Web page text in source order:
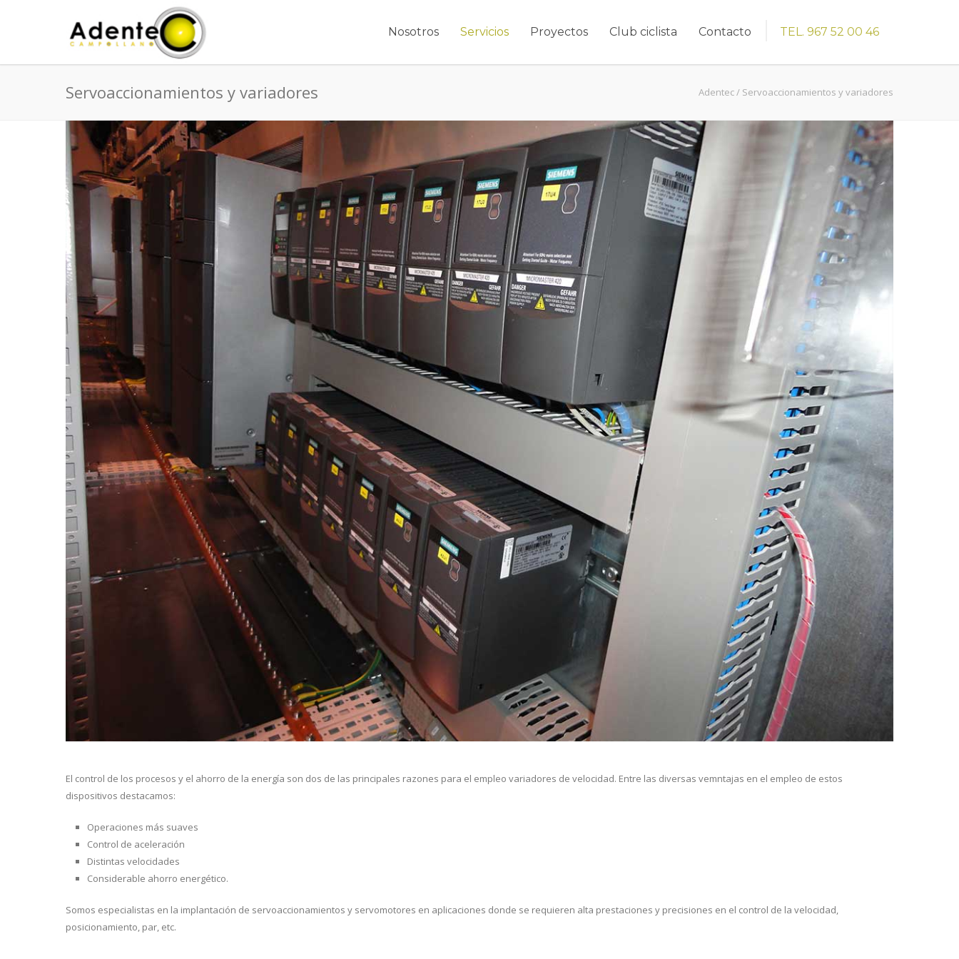
TEL. 967 52 00 46
Nosotros Servicios Proyectos Club ciclista Contacto
Servoaccionamientos y variadores Adentec/ Servoaccionamientos y variadores
El control de los procesos y el ahorro de la energía son dos de las principales razones para el empleo variadores de velocidad. Entre las diversas vemntajas en el empleo de estos
dispositivos destacamos:
Operaciones más suaves
Control de aceleración
Distintas velocidades
Considerable ahorro energético.
Somos especialistas en la implantación de servoaccionamientos y servomotores en aplicaciones donde se requieren alta prestaciones y precisiones en el control de la velocidad,
posicionamiento, par, etc.